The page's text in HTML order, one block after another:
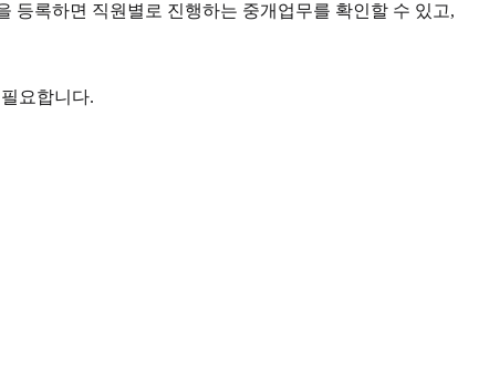
등록하면 직원별로 진행하는 중개업무를 확인할 수 있고,
요합니다.